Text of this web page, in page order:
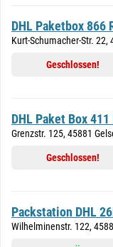
DHL Paketbox 866
Kurt-Schumacher-Str. 22,
Geschlossen!
DHL Paket Box
Grenzstr. 125, 45881
Geschlossen!
Packstation DHL
Wilhelminenstr. 122,